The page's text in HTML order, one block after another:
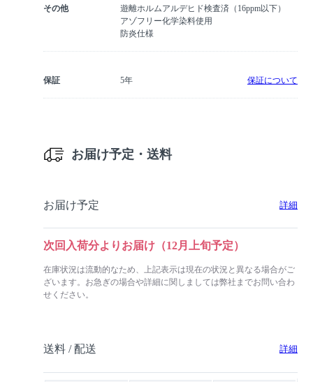
その他
遊離ホルムアルデヒド検査済（16ppm以下）
アゾフリー化学染料使用
防炎仕様
保証 5年 保証について
お届け予定・送料
お届け予定 詳細
次回入荷分よりお届け（12月上旬予定）
在庫状況は流動的なため、上記表示は現在の状況と異なる場合がご
ざいます。お急ぎの場合や詳細に関しましては弊社までお問い合わ
せください。
送料 / 配送 詳細